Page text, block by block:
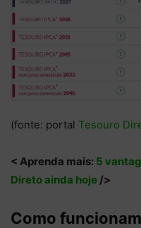
(fonte: portal Tesouro
< Aprenda mais: 5
Direto ainda hoje />
Como